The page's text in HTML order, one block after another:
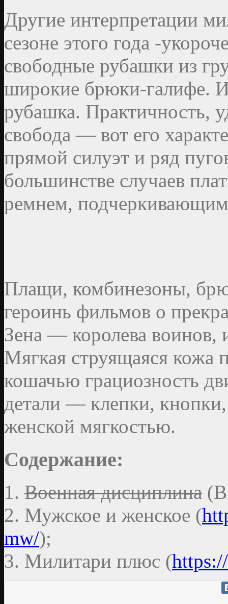
Другие интерпретации
сезоне этого года -
свободные рубашки из
широкие брюки-галифе.
рубашка. Практичность,
свобода — вот его
прямой силуэт и ряд
большинстве случаев
ремнем,
Плащи, комбинезоны,
героинь фильмов о
Зена — королева
Мягкая струящаяся кожа
кошачью грациозность
детали — клепки,
женской мягкостью.
Содержание:
1. Военная дисциплина
2. Мужское и женское (
mw/);
3. Милитари плюс (